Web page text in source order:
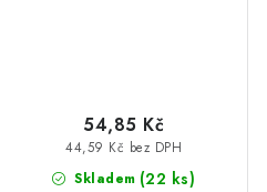
Skladem (22 ks)
44,59 Kč bez DPH
54,85 Kč